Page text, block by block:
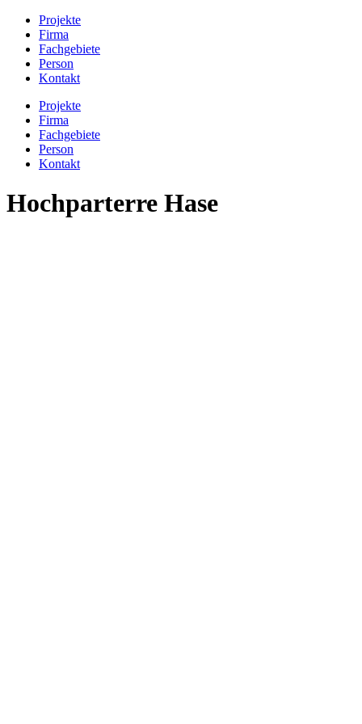
Projekte
Firma
Fachgebiete
Person
Kontakt
Projekte
Firma
Fachgebiete
Person
Kontakt
Hochparterre Hase